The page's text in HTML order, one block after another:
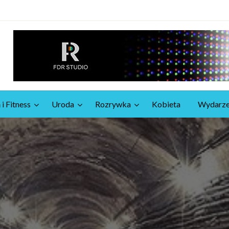
Fitness Uroda Rozrywka Kobieta